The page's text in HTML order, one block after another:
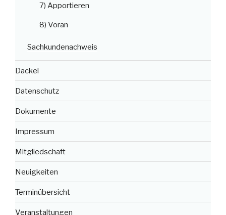
7) Apportieren
8) Voran
Sachkundenachweis
Dackel
Datenschutz
Dokumente
Impressum
Mitgliedschaft
Neuigkeiten
Terminübersicht
Veranstaltungen